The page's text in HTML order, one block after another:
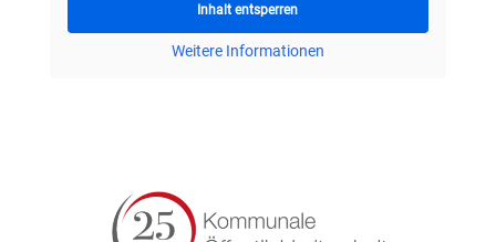
Inhalt entsperren
Weitere Informationen